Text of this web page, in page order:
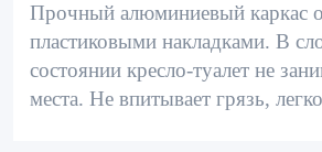
Прочный алюминиевый каркас
пластиковыми накладками. В
состоянии кресло-туалет не
места. Не впитывает грязь,